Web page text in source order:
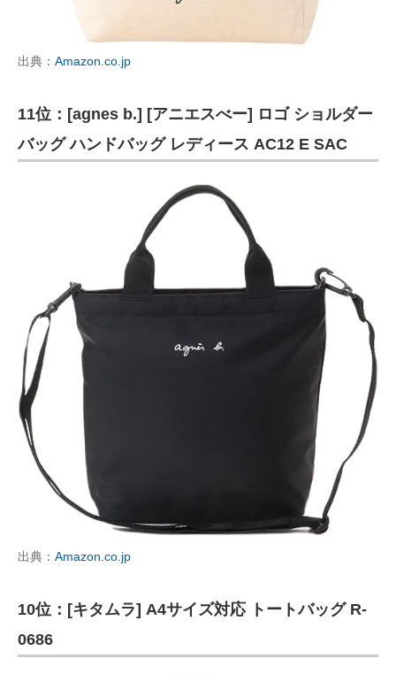
出典： Amazon.co.jp
11位：[agnes b.] [アニエスべー] ロゴ ショルダー
バッグ ハンドバッグ レディース AC12 E SAC
出典： Amazon.co.jp
10位：[キタムラ] A4サイズ対応 トートバッグ R-
0686